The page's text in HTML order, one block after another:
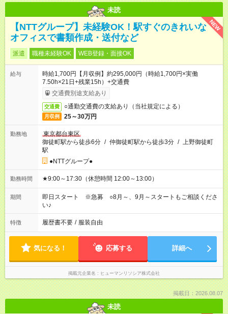
未読
NEW
【NTTグループ】未経験OK！駅すぐのきれいな
オフィスで書類作成・送付など
派遣 職種未経験OK WEB登録・面接OK
給与
時給1,700円【月収例】約295,000円（時給1,700円×実働
7.50h×21日+残業15h）+交通費
交通費別途支給あり
交通費 ○通勤交通費の支給あり（当社規定による）
月収例 25～30万円
勤務地
東京都台東区
御徒町駅から徒歩6分 / 仲御徒町駅から徒歩3分 / 上野御徒町
駅
●NTTグループ●
勤務時間 ★9:00～17:30（休憩時間 12:00～13:00）
期間
即日スタート ※急募 ○8月～、9月～スタートもご相談くださ
い♪
特徴 履歴書不要 / 服装自由
気になる！ 応募する 詳細へ
掲載元企業名 ヒューマンリソシア株式会社
掲載日：2026.08.07
未読